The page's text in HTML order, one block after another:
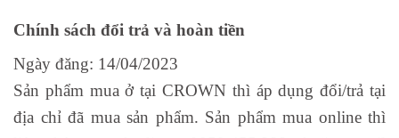
Chính sách đổi trả và hoàn tiền
Ngày đăng: 14/04/2023
Sản phẩm mua ở tại CROWN thì áp dụng đổi/trả tại
địa chỉ đã mua sản phẩm. Sản phẩm mua online thì